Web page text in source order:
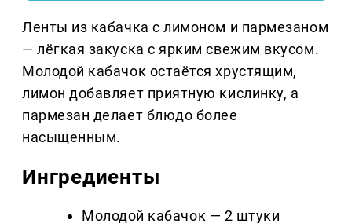
Ленты из кабачка с лимоном и пармезаном
— лёгкая закуска с ярким свежим вкусом.
Молодой кабачок остаётся хрустящим,
лимон добавляет приятную кислинку, а
пармезан делает блюдо более
насыщенным.
Ингредиенты
Молодой кабачок — 2 штуки